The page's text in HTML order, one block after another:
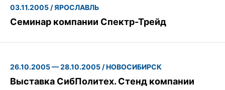
03.11.2005 / ЯРОСЛАВЛЬ
Семинар компании Спектр-Трейд
26.10.2005 — 28.10.2005 / НОВОСИБИРСК
Выставка СибПолитех. Стенд компании